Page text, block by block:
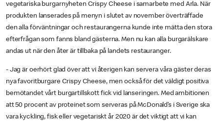
vegetariska burgarnyheten Crispy Cheese i samarbete med Arla. När
produkten lanserades på menyn i slutet av november överträffade
den alla förväntningar och restaurangerna kunde inte mätta den stora
efterfrågan som fanns bland gästerna. Men nu kan alla burgarälskare
andas ut när den åter är tillbaka på landets restauranger.
­- Jag är oerhört glad över att vi återigen kan servera våra gäster deras
nya favoritburgare Crispy Cheese, men också för det väldigt positiva
bemötandet vårt burgartillskott fick vid lanseringen. Med ambitionen
att 50 procent av proteinet som serveras på McDonald’s i Sverige ska
vara kyckling, fisk eller vegetariskt år 2020 är det viktigt att vi kan